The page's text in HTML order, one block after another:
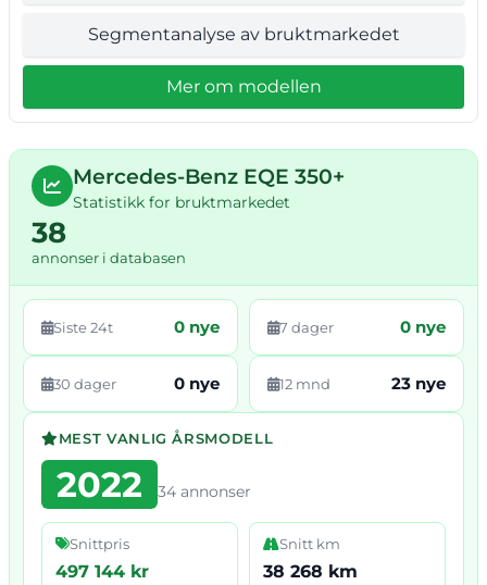
Segmentanalyse av bruktmarkedet
Mer om modellen
Mercedes-Benz EQE 350+
Statistikk for bruktmarkedet
38
annonser i databasen
Siste 24t 0 nye 7 dager 0 nye
30 dager 0 nye 12 mnd 23 nye
MEST VANLIG ÅRSMODELL
2022 34 annonser
Snittpris
497 144 kr
Snitt km
38 268 km